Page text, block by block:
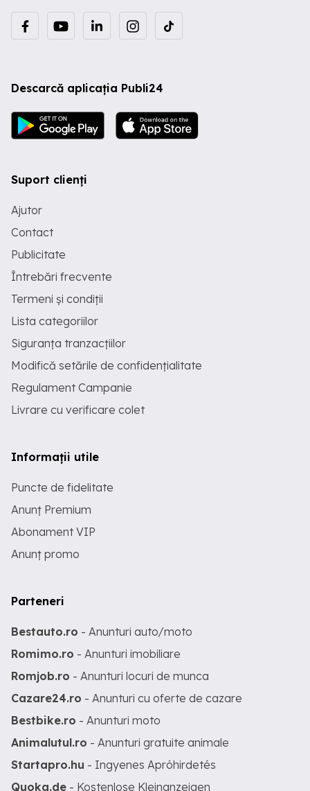
Descarcă aplicația Publi24
Suport clienți
Ajutor
Contact
Publicitate
Întrebări frecvente
Termeni și condiții
Lista categoriilor
Siguranța tranzacțiilor
Modifică setările de confidențialitate
Regulament Campanie
Livrare cu verificare colet
Informații utile
Puncte de fidelitate
Anunț Premium
Abonament VIP
Anunț promo
Parteneri
Bestauto.ro - Anunturi auto/moto
Romimo.ro - Anunturi imobiliare
Romjob.ro - Anunturi locuri de munca
Cazare24.ro - Anunturi cu oferte de cazare
Bestbike.ro - Anunturi moto
Animalutul.ro - Anunturi gratuite animale
Startapro.hu - Ingyenes Apróhirdetés
Quoka.de - Kostenlose Kleinanzeigen